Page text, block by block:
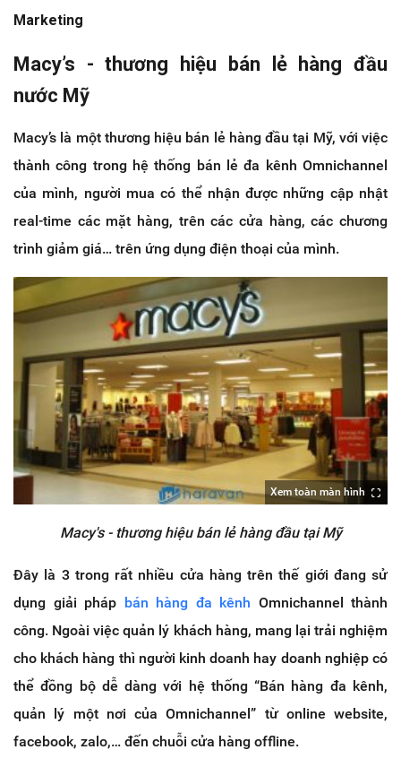
Marketing
Macy’s - thương hiệu bán lẻ hàng đầu
nước Mỹ
Macy’s là một thương hiệu bán lẻ hàng đầu tại Mỹ, với việc
thành công trong hệ thống bán lẻ đa kênh Omnichannel
của mình, người mua có thể nhận được những cập nhật
real-time các mặt hàng, trên các cửa hàng, các chương
trình giảm giá… trên ứng dụng điện thoại của mình.
Xem toàn màn hình
Macy's - thương hiệu bán lẻ hàng đầu tại Mỹ
Đây là 3 trong rất nhiều cửa hàng trên thế giới đang sử
dụng giải pháp bán hàng đa kênh Omnichannel thành
công. Ngoài việc quản lý khách hàng, mang lại trải nghiệm
cho khách hàng thì người kinh doanh hay doanh nghiệp có
thể đồng bộ dễ dàng với hệ thống “Bán hàng đa kênh,
quản lý một nơi của Omnichannel” từ online website,
facebook, zalo,… đến chuỗi cửa hàng offline.